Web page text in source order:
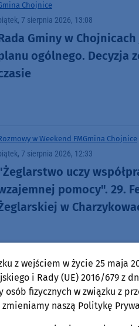
Chojnice
7 sierpnia 2026, 13:08
Gminy w
ogólnego. Decyzja
w Weekend FMGmina Chojnice
7 sierpnia 2026, 12:33
uczy
pomocy". 29.
w
Chojnice
piątek, 7 sierpnia 2026, 12:13
remontu
Angowicką szybciej
z wejściem w życie 25 maja
i Rady (UE) 2016/679 z
osób fizycznych w związku z
zmieniamy naszą Politykę